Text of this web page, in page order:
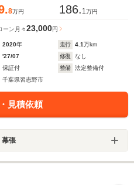
8万円 186. 1万円
ーン 月々23,000円
2020年 走行 4.1万km
'27/07 修復
なし
保証付 整備
法定整備付
千葉県習志野市
見積依頼
幕張